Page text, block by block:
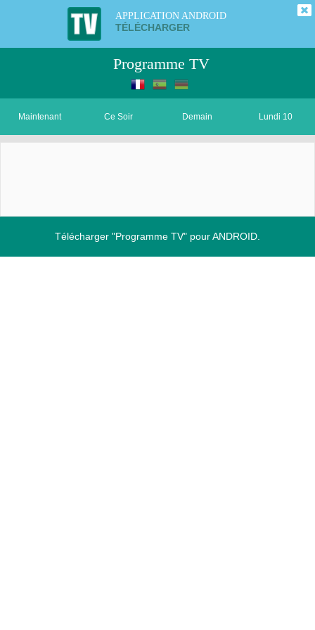
APPLICATION ANDROID
TÉLÉCHARGER
Programme TV
Maintenant Ce Soir Demain Lundi 10
Télécharger "Programme TV" pour ANDROID.